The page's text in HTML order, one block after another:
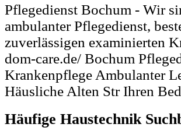
Pflegedienst Bochum - Wir
ambulanter Pflegedienst,
zuverlässigen examinierten
dom-care.de/ Bochum
Krankenpflege Ambulanter
Häusliche Alten Str Ihren
Häufige Haustechnik